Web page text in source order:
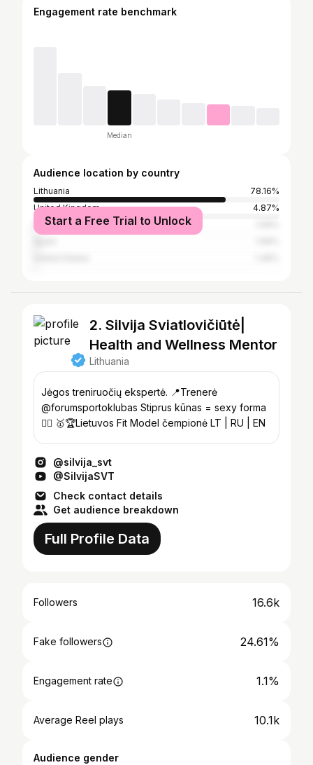
Engagement rate benchmark
Median
Audience location by country
Lithuania
78.16%
United Kingdom
4.87%
ItalyStart a Free Trial to Unlock
2. Silvija Sviatlovičiūtė|
Health and Wellness Mentor
Lithuania
Jėgos treniruočių ekspertė. 📍Trenerė
@forumsportoklubas Stiprus kūnas = sexy forma
👯‍♀️ 🥇🏆Lietuvos Fit Model čempionė LT | RU | EN
@silvija_svt
@SilvijaSVT
Check contact details
Get audience breakdown
Full Profile Data
Followers 16.6k
Fake followers 24.61%
Engagement rate 1.1%
Average Reel plays 10.1k
Audience gender